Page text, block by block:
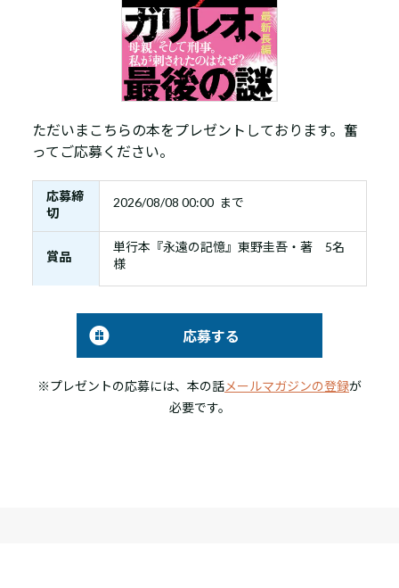
ただいまこちらの本をプレゼントしております。奮
ってご応募ください。
応募締
切
2026/08/08 00:00 まで
賞品
単行本『永遠の記憶』東野圭吾・著 5名
様
応募する
※プレゼントの応募には、本の話メールマガジンの登録が
必要です。